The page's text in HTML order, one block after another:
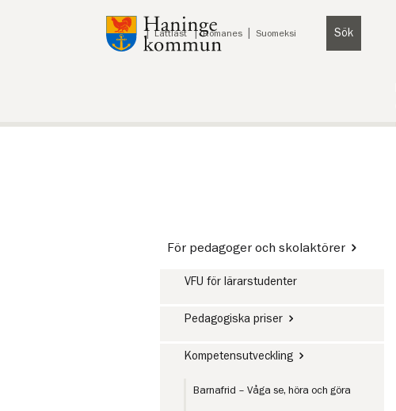
Till innehåll på sidan
Lyssna Lättläst Romanes Suomeksi Sök
För pedagoger och skolaktörer
VFU för lärarstudenter
Pedagogiska priser
Kompetensutveckling
Barnafrid – Våga se, höra och göra